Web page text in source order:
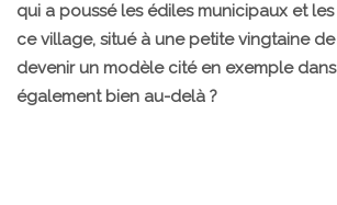
qui a poussé les édiles municipaux et
ce village, situé à une petite vingtaine
devenir un modèle cité en exemple
également bien au-delà ?